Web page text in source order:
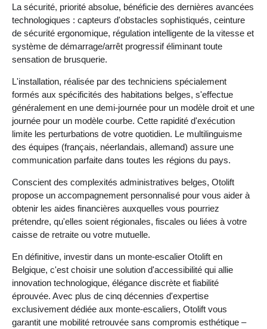
La sécurité, priorité absolue, bénéficie des dernières avancées
technologiques : capteurs d'obstacles sophistiqués, ceinture
de sécurité ergonomique, régulation intelligente de la vitesse et
système de démarrage/arrêt progressif éliminant toute
sensation de brusquerie.
L'installation, réalisée par des techniciens spécialement
formés aux spécificités des habitations belges, s'effectue
généralement en une demi-journée pour un modèle droit et une
journée pour un modèle courbe. Cette rapidité d'exécution
limite les perturbations de votre quotidien. Le multilinguisme
des équipes (français, néerlandais, allemand) assure une
communication parfaite dans toutes les régions du pays.
Conscient des complexités administratives belges, Otolift
propose un accompagnement personnalisé pour vous aider à
obtenir les aides financières auxquelles vous pourriez
prétendre, qu'elles soient régionales, fiscales ou liées à votre
caisse de retraite ou votre mutuelle.
En définitive, investir dans un monte-escalier Otolift en
Belgique, c'est choisir une solution d'accessibilité qui allie
innovation technologique, élégance discrète et fiabilité
éprouvée. Avec plus de cinq décennies d'expertise
exclusivement dédiée aux monte-escaliers, Otolift vous
garantit une mobilité retrouvée sans compromis esthétique –